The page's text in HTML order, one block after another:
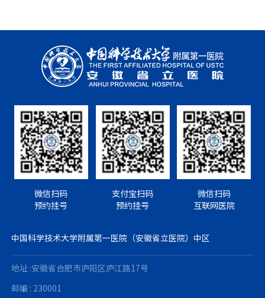
微信扫码
预约挂号
支付宝扫码
预约挂号
微信扫码
互联网医院
中国科学技术大学附属第一医院（安徽省立医院）中区
地址 :安徽省合肥市庐阳区庐江路17号
邮编 : 230001